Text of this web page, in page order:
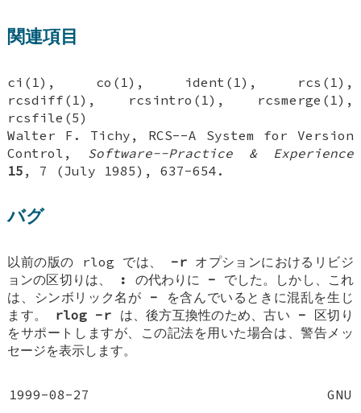
関連項目
ci(1), co(1), ident(1), rcs(1),
rcsdiff(1), rcsintro(1), rcsmerge(1),
rcsfile(5)
Walter F. Tichy, RCS--A System for Version
Control, Software--Practice & Experience
15 , 7 (July 1985), 637-654.
バグ
以前の版の rlog では、 -rオプションにおけるリビジ
ョンの区切りは、
: の代わりに - でした。しかし、これ
は、シンボリック名が - を含んでいるときに混乱を生じ
ます。 rlog -r は、後方互換性のため、古い - 区切り
をサポートしますが、この記法を用いた場合は、警告メッ
セージを表示します。
1999-08-27 GNU